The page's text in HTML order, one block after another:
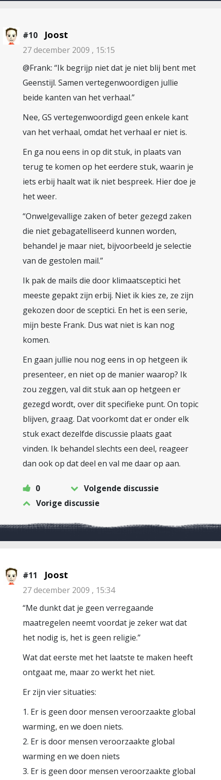
#10 Joost
27 december 2009 , 15:15
@Frank: “Ik begrijp niet dat je niet blij bent met
Geenstijl. Samen vertegenwoordigen jullie
beide kanten van het verhaal.”
Nee, GS vertegenwoordigd geen enkele kant
van het verhaal, omdat het verhaal er niet is.
En ga nou eens in op dit stuk, in plaats van
terug te komen op het eerdere stuk, waarin je
iets erbij haalt wat ik niet bespreek. Hier doe je
het weer.
“Onwelgevallige zaken of beter gezegd zaken
die niet gebagatelliseerd kunnen worden,
behandel je maar niet, bijvoorbeeld je selectie
van de gestolen mail.”
Ik pak de mails die door klimaatsceptici het
meeste gepakt zijn erbij. Niet ik kies ze, ze zijn
gekozen door de sceptici. En het is een serie,
mijn beste Frank. Dus wat niet is kan nog
komen.
En gaan jullie nou nog eens in op hetgeen ik
presenteer, en niet op de manier waarop? Ik
zou zeggen, val dit stuk aan op hetgeen er
gezegd wordt, over dit specifieke punt. On topic
blijven, graag. Dat voorkomt dat er onder elk
stuk exact dezelfde discussie plaats gaat
vinden. Ik behandel slechts een deel, reageer
dan ook op dat deel en val me daar op aan.
0
Volgende discussie
Vorige discussie
#11 Joost
27 december 2009 , 15:34
“Me dunkt dat je geen verregaande
maatregelen neemt voordat je zeker wat dat
het nodig is, het is geen religie.”
Wat dat eerste met het laatste te maken heeft
ontgaat me, maar zo werkt het niet.
Er zijn vier situaties:
1. Er is geen door mensen veroorzaakte global
warming, en we doen niets.
2. Er is door mensen veroorzaakte global
warming en we doen niets
3. Er is geen door mensen veroorzaakte global